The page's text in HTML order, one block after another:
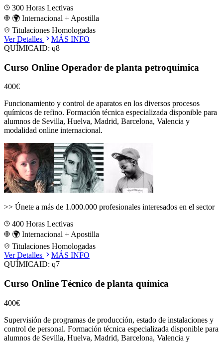
300 Horas Lectivas
🌍 Internacional + Apostilla
Titulaciones Homologadas
Ver Detalles
MÁS INFO
QUÍMICAID: q8
Curso Online Operador de planta petroquímica
400€
Funcionamiento y control de aparatos en los diversos procesos
químicos de refino. Formación técnica especializada disponible para
alumnos de Sevilla, Huelva, Madrid, Barcelona, Valencia y
modalidad online internacional.
>> Únete a más de 1.000.000 profesionales interesados en el sector
400 Horas Lectivas
🌍 Internacional + Apostilla
Titulaciones Homologadas
Ver Detalles
MÁS INFO
QUÍMICAID: q7
Curso Online Técnico de planta química
400€
Supervisión de programas de producción, estado de instalaciones y
control de personal. Formación técnica especializada disponible para
alumnos de Sevilla, Huelva, Madrid, Barcelona, Valencia y